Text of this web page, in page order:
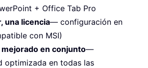
+ Office Tab Pro
una licencia— configuración en
con MSI)
en conjunto—
optimizada en todas las